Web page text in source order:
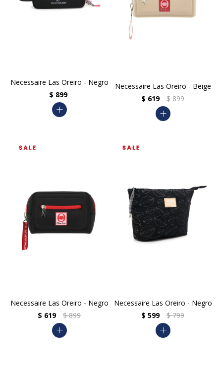
Necessaire Las Oreiro - Negro
$ 899
add
Necessaire Las Oreiro - Beige
$ 619 $ 899
add
Necessaire Las Oreiro - Negro
$ 619 $ 899
add
Necessaire Las Oreiro - Negro
$ 599 $ 799
add